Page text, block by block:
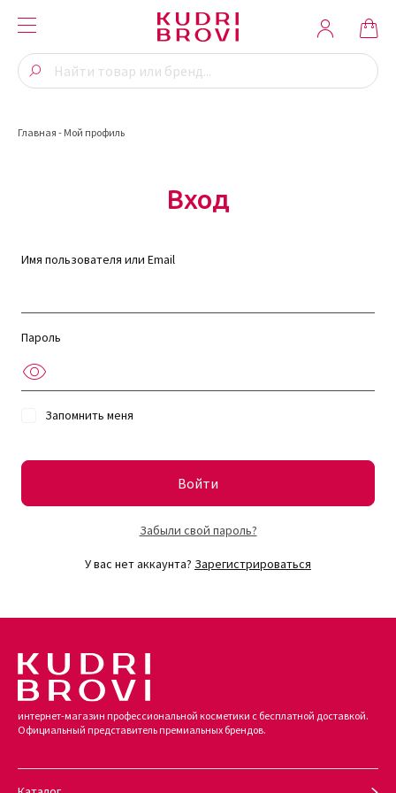
Главная - Мой профиль
Вход
Имя пользователя или Email
Пароль
Запомнить меня
Войти
Забыли свой пароль?
У вас нет аккаунта? Зарегистрироваться
интернет-магазин профессиональной косметики с бесплатной доставкой.
Официальный представитель премиальных брендов.